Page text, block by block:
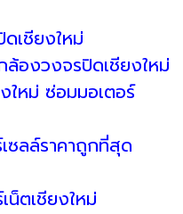
เชียงใหม่
องวงจรปิดเชียงใหม่
ใหม่ ซ่อมมอเตอร์
ซลล์ราคาถูกที่สุด
น็ตเชียงใหม่